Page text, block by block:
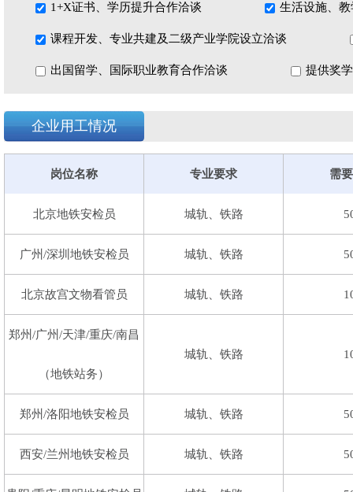
（1号、2号3、号、5号、6号、10号线）；成都地铁（10
线；乌鲁木齐地铁1号线； 西安地铁4号线、5号线；昆明地
1、实习+就业
3、联合办学（冠名班、联合招生、专业共建、承认专
1+X证书、学历提升合作洽谈 生活设施、
课程开发、专业共建及二级产业学院设立洽谈
出国留学、国际职业教育合作洽谈 提供奖
企业用工情况
岗位名称 专业要求 需
北京地铁安检员 城轨、铁路
广州/深圳地铁安检员 城轨、铁路
北京故宫文物看管员 城轨、铁路
郑州/广州/天津/重庆/南昌
（地铁站务）
城轨、铁路
郑州/洛阳地铁安检员 城轨、铁路
西安/兰州地铁安检员 城轨、铁路